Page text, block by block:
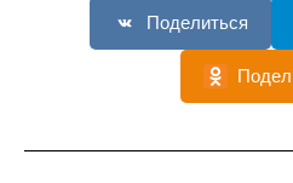
Поделиться